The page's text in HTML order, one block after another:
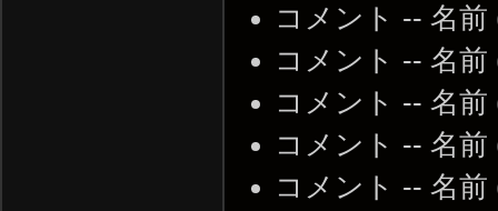
コメント -- 名前
コメント -- 名前
コメント -- 名前
コメント -- 名前
コメント -- 名前